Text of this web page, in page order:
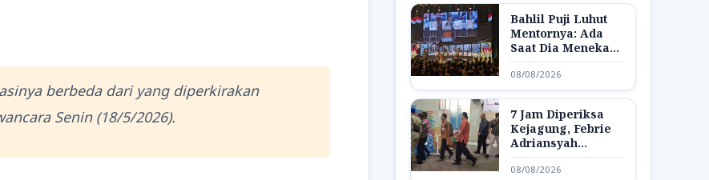
berbeda dari yang diperkirakan
Senin (18/5/2026).
Bahlil Puji Luhut
Mentornya: Ada
Saat Dia Menekan,
Ada Saat Dia
Sayang-sayang
Saya
08/08/2026
7 Jam Diperiksa
Kejagung, Febrie
Adriansyah
Dibawa Lagi ke
Rutan KPK
08/08/2026